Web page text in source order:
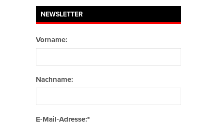
NEWSLETTER
Vorname:
Nachname:
E-Mail-Adresse:*